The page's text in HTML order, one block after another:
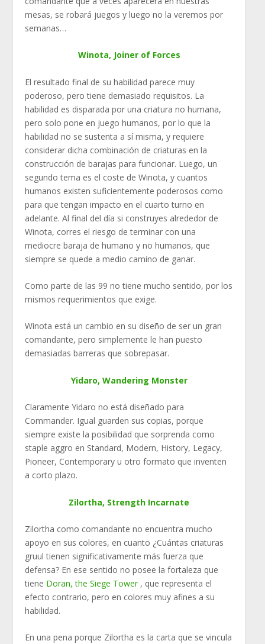
mesas, se robará juegos y luego no la veremos por
semanas…
Winota, Joiner of Forces
El resultado final de su habilidad parece muy
poderoso, pero tiene demasiado requisitos. La
habilidad es disparada por una criatura no humana,
pero solo pone en juego humanos, por lo que la
habilidad no se sustenta a sí misma, y requiere
considerar dicha combinación de criaturas en la
construcción de barajas para funcionar. Luego, un
segundo tema es el coste de Winota, y cuantos
humanos existen suficientemente poderosos como
para que tengan impacto en el cuarto turno en
adelante. Al final del día si construyes alrededor de
Winota, corres el riesgo de terminar con una
mediocre baraja de humano y no humanos, que
siempre se quede a medio camino de ganar.
Como parte de las 99 no tiene mucho sentido, por los
mismos requerimientos que exige.
Winota está un cambio en su diseño de ser un gran
comandante, pero simplemente le han puesto
demasiadas barreras que sobrepasar.
Yidaro, Wandering Monster
Claramente Yidaro no está diseñado para
Commander. Igual guarden sus copias, porque
siempre existe la posibilidad que sorprenda como
staple aggro en Standard, Modern, History, Legacy,
Pioneer, Contemporary u otro formato que inventen
a corto plazo.
Zilortha, Strength Incarnate
Zilortha como comandante no encuentra mucho
apoyo en sus colores, en cuanto ¿Cuántas criaturas
gruul tienen significativamente más fuerza que
defensa? En ese sentido no posee la fortaleza que
tiene Doran, the Siege Tower , que representa el
efecto contrario, pero en colores muy afines a su
habilidad.
En una pena porque Zilortha es la carta que se vincula